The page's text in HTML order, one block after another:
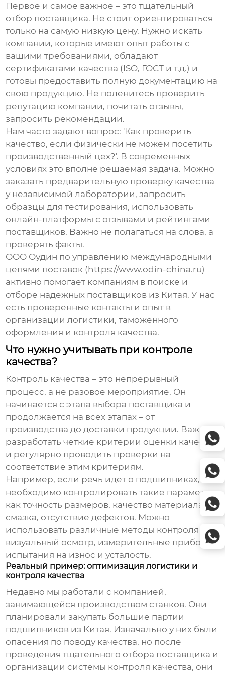
Первое и самое важное – это тщательный
отбор поставщика. Не стоит ориентироваться
только на самую низкую цену. Нужно искать
компании, которые имеют опыт работы с
вашими требованиями, обладают
сертификатами качества (ISO, ГОСТ и т.д.) и
готовы предоставить полную документацию на
свою продукцию. Не поленитесь проверить
репутацию компании, почитать отзывы,
запросить рекомендации.
Нам часто задают вопрос: 'Как проверить
качество, если физически не можем посетить
производственный цех?'. В современных
условиях это вполне решаемая задача. Можно
заказать предварительную проверку качества
у независимой лаборатории, запросить
образцы для тестирования, использовать
онлайн-платформы с отзывами и рейтингами
поставщиков. Важно не полагаться на слова, а
проверять факты.
ООО Оудин по управлению международными
цепями поставок (https://www.odin-china.ru)
активно помогает компаниям в поиске и
отборе надежных поставщиков из Китая. У нас
есть проверенные контакты и опыт в
организации логистики, таможенного
оформления и контроля качества.
Что нужно учитывать при контроле
качества?
Контроль качества – это непрерывный
процесс, а не разовое мероприятие. Он
начинается с этапа выбора поставщика и
продолжается на всех этапах – от
производства до доставки продукции. Важно
разработать четкие критерии оценки качества
и регулярно проводить проверки на
соответствие этим критериям.
Например, если речь идет о подшипниках, то
необходимо контролировать такие параметры,
как точность размеров, качество материала,
смазка, отсутствие дефектов. Можно
использовать различные методы контроля –
визуальный осмотр, измерительные приборы,
испытания на износ и усталость.
Реальный пример: оптимизация логистики и
контроля качества
Недавно мы работали с компанией,
занимающейся производством станков. Они
планировали закупать большие партии
подшипников из Китая. Изначально у них были
опасения по поводу качества, но после
проведения тщательного отбора поставщика и
организации системы контроля качества, они